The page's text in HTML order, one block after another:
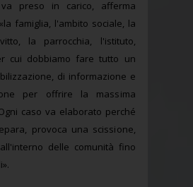
preso in carico, afferma
famiglia, l'ambito sociale, la
la parrocchia, l'istituto,
cui dobbiamo fare tutto un
di informazione e
per offrire la massima
caso va elaborato perché
provoca una scissione,
delle comunità fino